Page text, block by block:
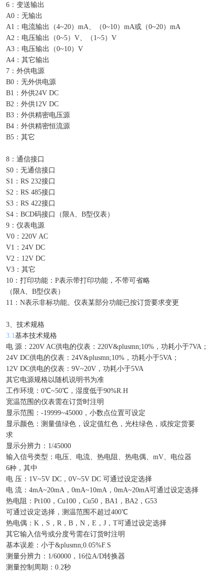
6：变送输出
A0：无输出
A1：电流输出（4~20）mA、（0~10）mA或（0~20）mA
A2：电压输出（0~5）V、（1~5）V
A3：电压输出（0~10）V
A4：其它输出
7：外供电源
B0：无外供电源
B1：外供24V DC
B2：外供12V DC
B3：外供精密电压源
B4：外供精密恒流源
B5：其它
8：通信接口
S0：无通信接口
S1：RS 232接口
S2：RS 485接口
S3：RS 422接口
S4：BCD码接口（限A、B型仪表）
9：仪表电源
V0：220V AC
V1：24V DC
V2：12V DC
V3：其它
10：打印功能：P表示带打印功能，不带可省略
（限A、B型仪表）
11：N表示非标功能。仪表某部分功能已按订货要求变更
3、技术规格
3.1 基本技术规格
电 源：220V AC供电的仪表：220V&plusmn;10%，功耗小于7VA；
24V DC供电的仪表：24V&plusmn;10%，功耗小于5VA；
12V DC供电的仪表：9V~20V，功耗小于5VA
其它电源规格以随机说明书为准
工作环境：0℃~50℃，湿度低于90%R.H
宽温范围的仪表需在订货时注明
显示范围：-19999~45000，小数点位置可设定
显示颜色：测量值绿色，设定值红色，光柱绿色，或按定货要
求
显示分辨力：1/45000
输入信号类型：电压、电流、热电阻、热电偶、mV、电位器
6种，其中
电 压：1V~5V DC，0V~5V DC 可通过设定选择
电 流：4mA~20mA，0mA~10mA，0mA~20mA可通过设定选择
热电阻：Pt100，Cu100，Cu50，BA1，BA2，G53
可通过设定选择，测温范围不超过400℃
热电偶：K，S，R，B，N，E，J，T可通过设定选择
其它输入信号或分度号需在订货时注明
基本误差：小于&plusmn;0.05%F.S
测量分辨力：1/60000，16位A/D转换器
测量控制周期：0.2秒